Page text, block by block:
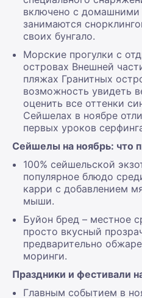
включено с
занимаются
своих бунгало.
Морские прогулки с
островах Внешней
пляжах Гранитных
возможность увидеть
оценить все оттенки
Сейшелах в ноябре
первых уроков
Сейшелы на ноябрь: что
100% сейшельской
популярное блюдо
карри с добавлением
мыши.
Буйон бред – местное
просто вкусный
предварительно
моринги.
Праздники и фестивали
Главным событием в